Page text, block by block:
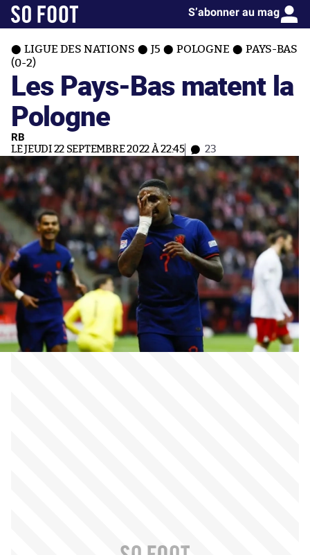
S’abonner au mag
LIGUE DES NATIONS J5 POLOGNE
PAYS-BAS
(0-2)
Les Pays-Bas matent la
Pologne
RB
LE JEUDI 22 SEPTEMBRE 2022 À 22:45 23